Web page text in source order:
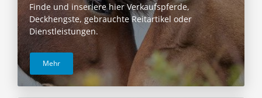
Finde und inseriere hier Verkaufspferde,
Deckhengste, gebrauchte Reitartikel oder
Dienstleistungen.
Mehr